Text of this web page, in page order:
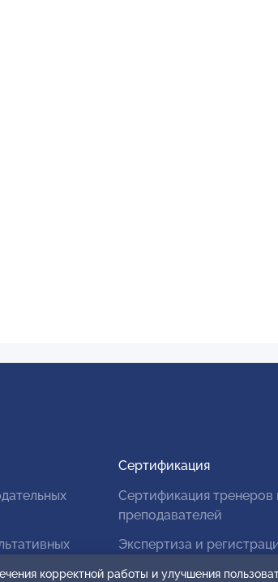
Сертификация
Сертификация тренеров
преподавателей
Экспертиза и
корректной работы и улучшения